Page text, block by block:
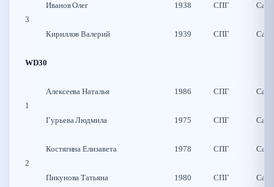
3
Иванов Олег 1938 СПГ
Кириллов Валерий 1939 СПГ
WD30
1
Алексеева Наталья 1986 СПГ
Гурьева Людмила 1975 СПГ
2
Костягина Елизавета 1978 СПГ
Пикунова Татьяна 1980 СПГ